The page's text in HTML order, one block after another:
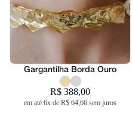
Gargantilha Borda Ouro
R$ 388,00
em até 6x de R$ 64,66 sem juros